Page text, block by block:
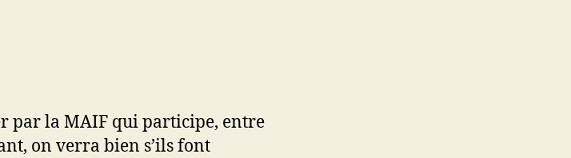
par la MAIF qui participe, entre
on verra bien s’ils font